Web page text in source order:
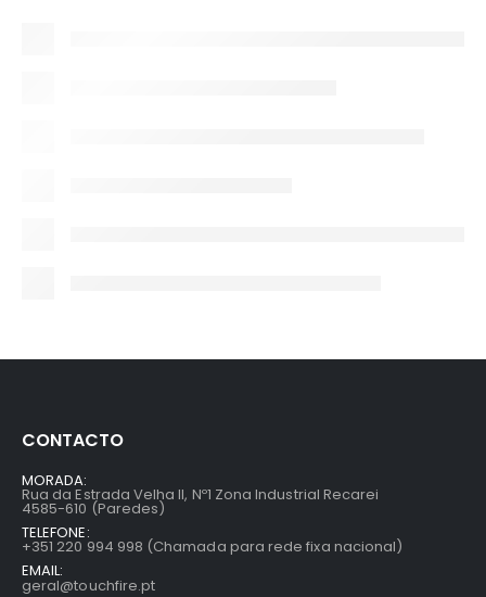
CONTACTO
MORADA:
Rua da Estrada Velha II, Nº1 Zona Industrial Recarei
4585-610 (Paredes)
TELEFONE:
+351 220 994 998 (Chamada para rede fixa nacional)
EMAIL:
geral@touchfire.pt